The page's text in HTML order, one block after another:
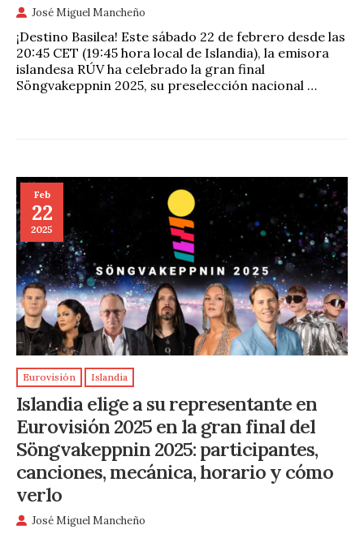
José Miguel Mancheño
¡Destino Basilea! Este sábado 22 de febrero desde las
20:45 CET (19:45 hora local de Islandia), la emisora
islandesa RÚV ha celebrado la gran final
Söngvakeppnin 2025, su preselección nacional …
Feb
22
2025
Eurovisión Islandia
Islandia elige a su representante en
Eurovisión 2025 en la gran final del
Söngvakeppnin 2025: participantes,
canciones, mecánica, horario y cómo
verlo
José Miguel Mancheño